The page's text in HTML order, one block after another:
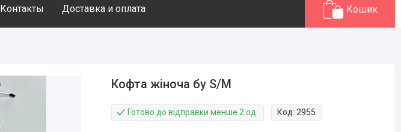
Контакты Доставка и оплата Кошик
Кофта жіноча бу S/M
Готово до відправки менше 2 од. Код: 2955